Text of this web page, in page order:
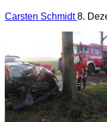
Carsten Schmidt8.